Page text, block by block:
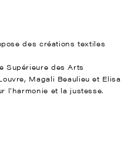
des créations textiles
Supérieure des Arts
Magali Beaulieu et Elisa
l’harmonie et la justesse.